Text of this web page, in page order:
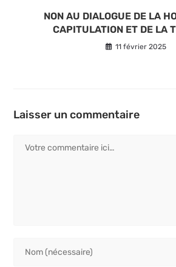
NON AU DIALOGUE DE LA
CAPITULATION ET DE LA
11 février 2025
Laisser un commentaire